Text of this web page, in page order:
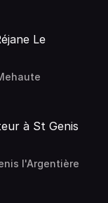
Le
à St Genis
l'Argentière